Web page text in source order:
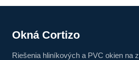
Okná Cortizo
Riešenia hliníkových a PVC okien na